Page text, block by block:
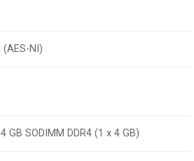
(AES-NI)
4 GB SODIMM DDR4 (1 x 4 GB)